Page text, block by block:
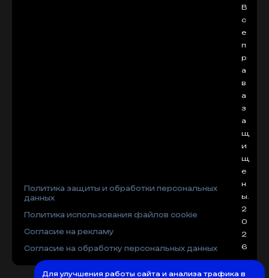
Для улучшения работы сайта и анализа трафика в
Политика защиты и обработки персональных
данных
Политика использования файлов cookie
Согласие на рекламу
Согласие на обработку персональных данных
В
с
е
п
р
а
в
а
з
а
щ
и
щ
е
н
ы.
2
0
2
6